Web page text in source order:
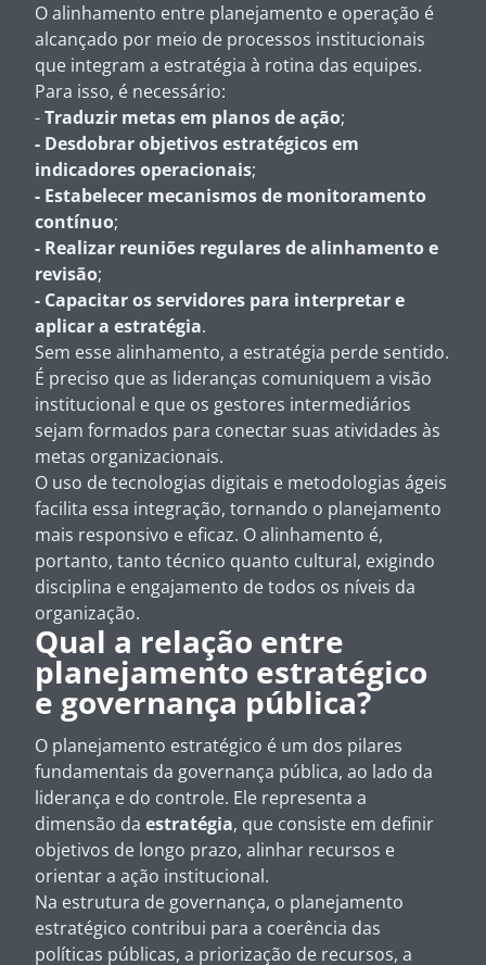
O alinhamento entre planejamento e operação é
alcançado por meio de processos institucionais
que integram a estratégia à rotina das equipes.
Para isso, é necessário:
-Traduzir metas em planos de ação;
- Desdobrar objetivos estratégicos em
indicadores operacionais;
- Estabelecer mecanismos de monitoramento
contínuo;
- Realizar reuniões regulares de alinhamento e
revisão;
- Capacitar os servidores para interpretar e
aplicar a estratégia.
Sem esse alinhamento, a estratégia perde sentido.
É preciso que as lideranças comuniquem a visão
institucional e que os gestores intermediários
sejam formados para conectar suas atividades às
metas organizacionais.
O uso de tecnologias digitais e metodologias ágeis
facilita essa integração, tornando o planejamento
mais responsivo e eficaz. O alinhamento é,
portanto, tanto técnico quanto cultural, exigindo
disciplina e engajamento de todos os níveis da
organização.
Qual a relação entre
planejamento estratégico
e governança pública?
O planejamento estratégico é um dos pilares
fundamentais da governança pública, ao lado da
liderança e do controle. Ele representa a
dimensão da estratégia, que consiste em definir
objetivos de longo prazo, alinhar recursos e
orientar a ação institucional.
Na estrutura de governança, o planejamento
estratégico contribui para a coerência das
políticas públicas, a priorização de recursos, a